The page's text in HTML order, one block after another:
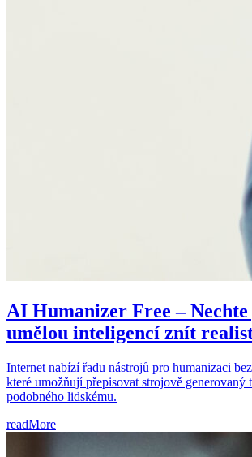
AI Humanizer Free – Nechte
umělou inteligencí znít
Internet nabízí řadu nástrojů pro humanizaci
které umožňují přepisovat strojově generovaný
podobného lidskému.
readMore